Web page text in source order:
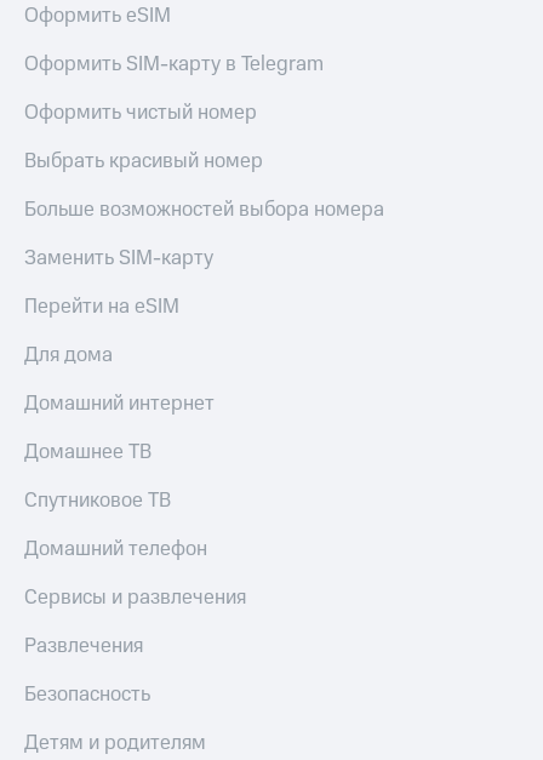
Оформить eSIM
Оформить SIM-карту в Telegram
Оформить чистый номер
Выбрать красивый номер
Больше возможностей выбора номера
Заменить SIM-карту
Перейти на eSIM
Для дома
Домашний интернет
Домашнее ТВ
Спутниковое ТВ
Домашний телефон
Сервисы и развлечения
Развлечения
Безопасность
Детям и родителям